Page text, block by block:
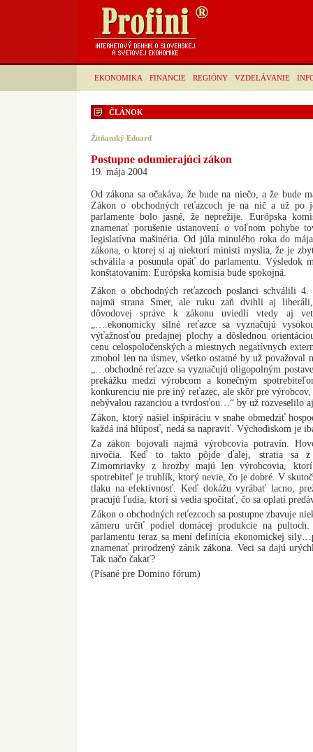
EKONOMIKA FINANCIE REGIÓNY VZDELÁVANIE
ČLÁNOK
Žitňanský Eduard
Postupne odumierajúci zákon
19. mája 2004
Od zákona sa očakáva, že bude na niečo, a že bude
Zákon o obchodných reťazcoch je na nič a už po
parlamente bolo jasné, že neprežije. Európska
znamenať porušenie ustanovení o voľnom pohybe
legislatívna mašinéria. Od júla minulého roka do
zákona, o ktorej si aj niektorí ministi myslia, že je
schválila a posunula opäť do parlamentu. Výsledok
konštatovaním: Európska komisia bude spokojná.
Zákon o obchodných reťazcoch poslanci schválili 4.
najmä strana Smer, ale ruku zaň dvihli aj
dôvodovej správe k zákonu uviedli vtedy aj
„….ekonomicky silné reťazce sa vyznačujú
výťažnosťou predajnej plochy a dôslednou
cenu celospoločenských a miestnych negatívnych
zmohol len na úsmev, všetko ostatné by už považoval
„…obchodné reťazce sa vyznačujú oligopolným
prekážku medzi výrobcom a konečným
konkurenciu nie pre iný reťazec, ale skôr pre
nebývalou razanciou a tvrdosťou…“ by už rozveselilo
Zákon, ktorý našiel inšpiráciu v snahe obmedziť
každá iná hlúposť, nedá sa napraviť. Východiskom je
Za zákon bojovali najmä výrobcovia potravín.
nivočia. Keď to takto pôjde ďalej, stratia sa z
Zimomriavky z hrozby majú len výrobcovia,
spotrebiteľ je truhlík, ktorý nevie, čo je dobré. V
tlaku na efektívnosť. Keď dokážu vyrábať lacno,
pracujú ľudia, ktorí si vedia spočítať, čo sa oplatí
Zákon o obchodných reťezcoch sa postupne zbavuje
zámeru určiť podiel domácej produkcie na
parlamentu teraz sa mení definícia ekonomickej
znamenať prirodzený zánik zákona. Veci sa dajú
Tak načo čakať?
(Písané pre Domino fórum)